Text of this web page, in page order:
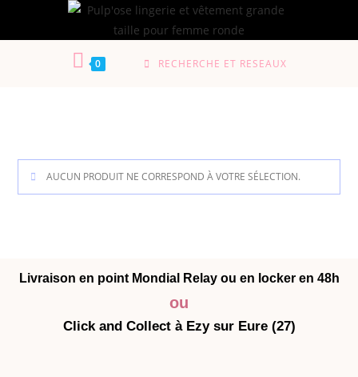
0 RECHERCHE ET RESEAUX
AUCUN PRODUIT NE CORRESPOND À VOTRE SÉLECTION.
Livraison en point Mondial Relay ou en locker en 48h
ou
Click and Collect à Ezy sur Eure (27)